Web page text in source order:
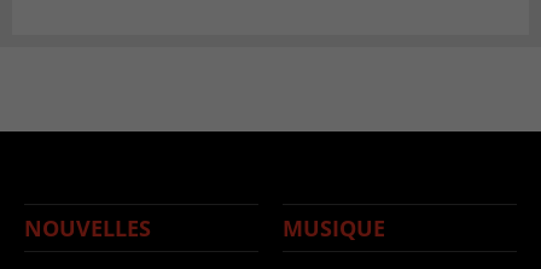
NOUVELLES MUSIQUE